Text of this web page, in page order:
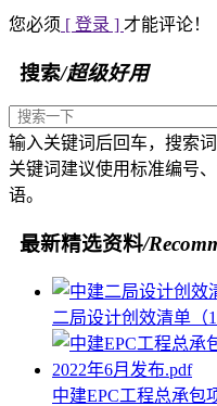
您必须 [ 登录 ] 才能评论！
搜索/超级好用
输入关键词后回车，搜索
关键词建议使用标准编号
语。
最新精选资料/
二局设计创效清单（
中建EPC工程总承包